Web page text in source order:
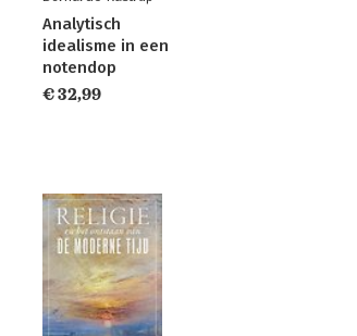
Analytisch
idealisme in een
notendop
€ 32,99